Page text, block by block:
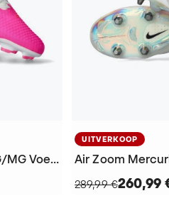
Phantom 6 High Academy FG/MG Voetbalschoenen
UITVERKOOP
289,99 €260,99